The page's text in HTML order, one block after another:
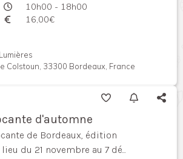
10h00 - 18h00
16,00€
Colstoun, 33300 Bordeaux, France
d'automne
de Bordeaux, édition
du 21 novembre au 7 dé...